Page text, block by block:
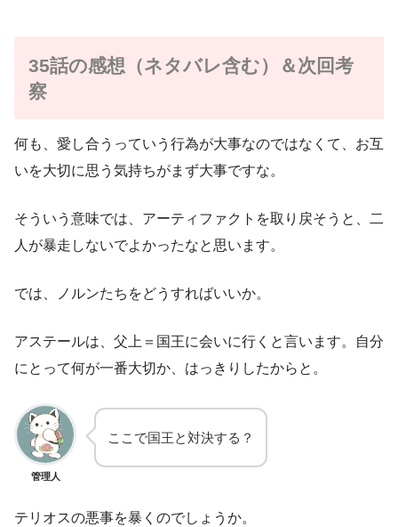
35話の感想（ネタバレ含む）＆次回考
察
何も、愛し合うっていう行為が大事なのではなくて、お互
いを大切に思う気持ちがまず大事ですな。
そういう意味では、アーティファクトを取り戻そうと、二
人が暴走しないでよかったなと思います。
では、ノルンたちをどうすればいいか。
アステールは、父上＝国王に会いに行くと言います。自分
にとって何が一番大切か、はっきりしたからと。
管理人
ここで国王と対決する？
テリオスの悪事を暴くのでしょうか。